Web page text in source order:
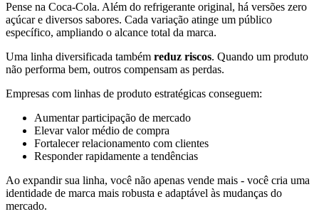
Pense na Coca-Cola. Além do refrigerante original, há versões zero
açúcar e diversos sabores. Cada variação atinge um público
específico, ampliando o alcance total da marca.
Uma linha diversificada também reduz riscos. Quando um produto
não performa bem, outros compensam as perdas.
Empresas com linhas de produto estratégicas conseguem:
Aumentar participação de mercado
Elevar valor médio de compra
Fortalecer relacionamento com clientes
Responder rapidamente a tendências
Ao expandir sua linha, você não apenas vende mais - você cria uma
identidade de marca mais robusta e adaptável às mudanças do
mercado.